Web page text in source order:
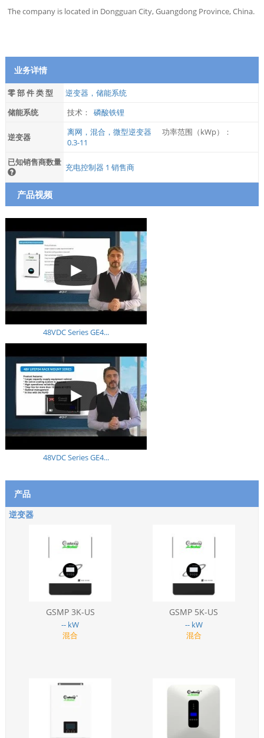
The company is located in Dongguan City, Guangdong Province, China.
业务详情
零 部 件 类 型
逆变器，储能系统
储能系统
技术： 磷酸铁锂
逆变器 离网，混合，微型逆变器
功率范围（kWp）：
0.3-11
已知销售商数量 充电控制器 1 销售商
产品视频
48VDC Series GE4...
48VDC Series GE4...
产品
逆变器
GSMP 3K-US
-- kW
混合
GSMP 5K-US
-- kW
混合